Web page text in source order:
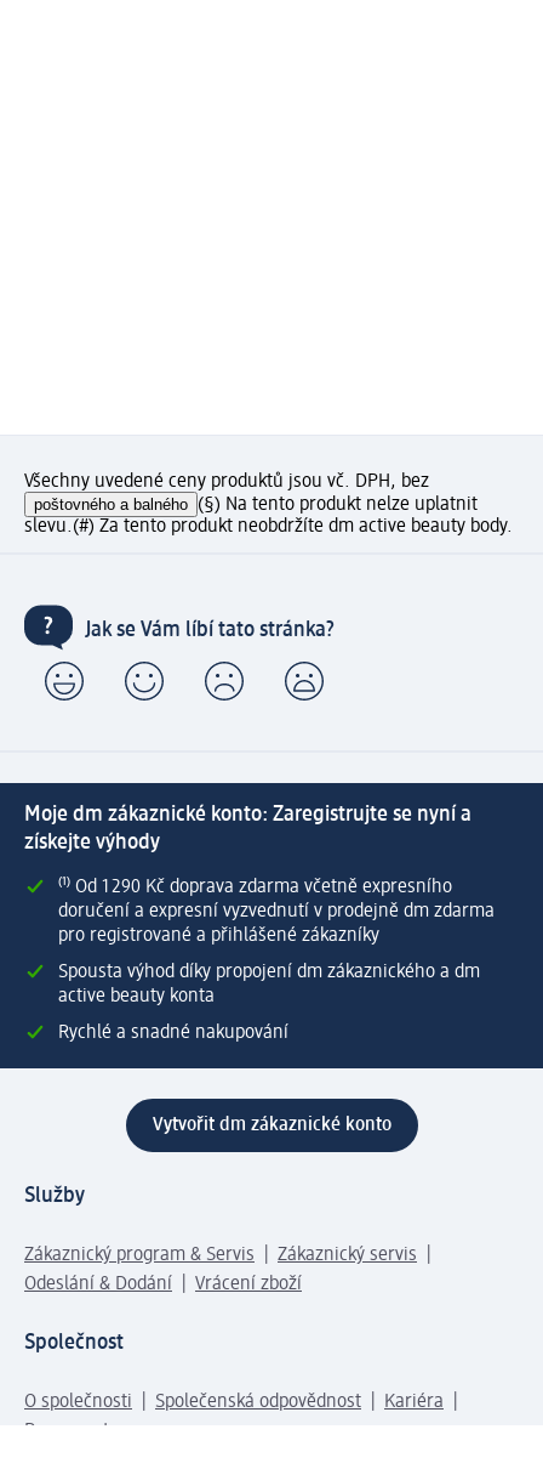
Všechny uvedené ceny produktů jsou vč. DPH, bez
poštovného a balného (§) Na tento produkt nelze uplatnit
slevu.(#) Za tento produkt neobdržíte dm active beauty body.
Jak se Vám líbí tato stránka?
Moje dm zákaznické konto: Zaregistrujte se nyní a
získejte výhody
⁽¹⁾ Od 1 290 Kč doprava zdarma včetně expresního
doručení a expresní vyzvednutí v prodejně dm zdarma
pro registrované a přihlášené zákazníky
Spousta výhod díky propojení dm zákaznického a dm
active beauty konta
Rychlé a snadné nakupování
Vytvořit dm zákaznické konto
Služby
Zákaznický program & Servis
Zákaznický servis
Odeslání & Dodání
Vrácení zboží
Společnost
O společnosti Společenská odpovědnost
Kariéra
Press centrum